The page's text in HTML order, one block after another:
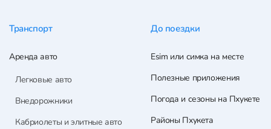
Транспорт
Аренда авто
Легковые авто
Внедорожники
Кабриолеты и элитные авто
До поездки
Esim или симка на месте
Полезные приложения
Погода и сезоны на Пхукете
Районы Пхукета